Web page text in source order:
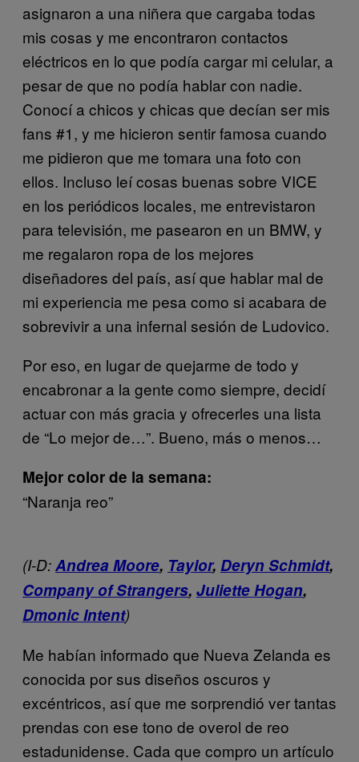
asignaron a una niñera que cargaba todas
mis cosas y me encontraron contactos
eléctricos en lo que podía cargar mi celular, a
pesar de que no podía hablar con nadie.
Conocí a chicos y chicas que decían ser mis
fans #1, y me hicieron sentir famosa cuando
me pidieron que me tomara una foto con
ellos. Incluso leí cosas buenas sobre VICE
en los periódicos locales, me entrevistaron
para televisión, me pasearon en un BMW, y
me regalaron ropa de los mejores
diseñadores del país, así que hablar mal de
mi experiencia me pesa como si acabara de
sobrevivir a una infernal sesión de Ludovico.
Por eso, en lugar de quejarme de todo y
encabronar a la gente como siempre, decidí
actuar con más gracia y ofrecerles una lista
de “Lo mejor de…”. Bueno, más o menos…
Mejor color de la semana:
“Naranja reo”
(I-D:Andrea Moore, Taylor, Deryn Schmidt,
Company of Strangers, Juliette Hogan,
Dmonic Intent)
Me habían informado que Nueva Zelanda es
conocida por sus diseños oscuros y
excéntricos, así que me sorprendió ver tantas
prendas con ese tono de overol de reo
estadunidense. Cada que compro un artículo